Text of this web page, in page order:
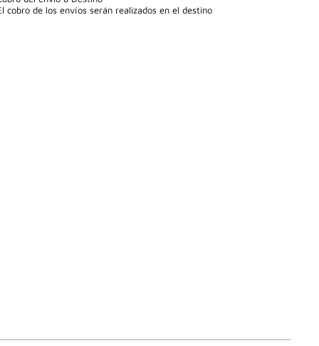
cobro de los envíos serán realizados en el destino